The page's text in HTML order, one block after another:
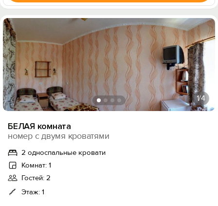
1/4
БЕЛАЯ комната
номер с двумя кроватями
2 односпальные кровати
Комнат: 1
Гостей: 2
Этаж: 1